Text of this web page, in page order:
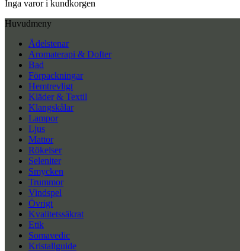
Inga varor i kundkorgen
Huvudmeny
Ädelstenar
Aromaterapi & Dofter
Bad
Förpackningar
Hemtrevligt
Kläder & Textil
Klangskålar
Lampor
Ljus
Mattor
Rökelser
Seleniter
Smycken
Trummor
Vindspel
Övrigt
Kvalitetssäkrat
Etik
Somavedic
Kristallguide